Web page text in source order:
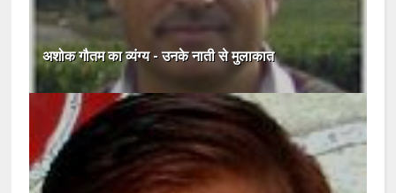
अशोक गौतम का व्‍यंग्‍य - उनके नाती से मुलाकात